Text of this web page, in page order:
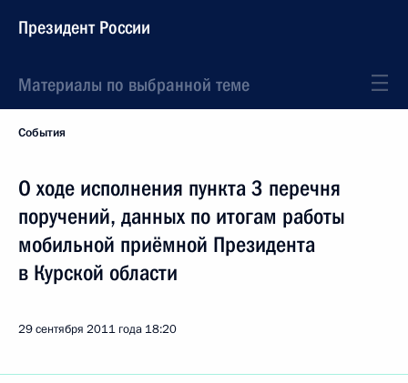
Президент России
Материалы по выбранной теме
События
О ходе исполнения пункта 3 перечня
поручений, данных по итогам работы
мобильной приёмной Президента
в Курской области
29 сентября 2011 года 18:20